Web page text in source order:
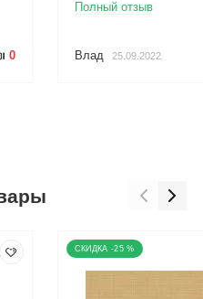
0
Полный отзыв
Влад 25.09.2022
-25 %